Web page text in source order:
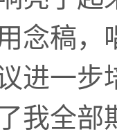
念稿
进一
我全部